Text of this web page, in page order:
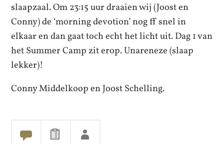
slaapzaal. Om 23:15 uur draaien wij (Joost en
Conny) de ‘morning devotion’ nog ff snel in
elkaar en dan gaat toch echt het licht uit. Dag 1 van
het Summer Camp zit erop. Unareneze (slaap
lekker)!
Conny Middelkoop en Joost Schelling.